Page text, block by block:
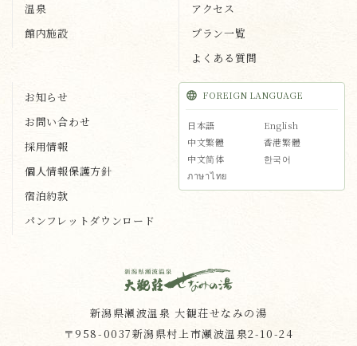
新潟県瀬波温泉 大観荘せなみの湯
〒958-0037新潟県村上市瀬波温泉2-10-24
温泉
館内施設
アクセス
プラン一覧
よくある質問
お知らせ
お問い合わせ
採用情報
個人情報保護方針
宿泊約款
パンフレットダウンロード
FOREIGN LANGUAGE
日本語
English
中文繁體
香港繁體
中文简体
한국어
ภาษาไทย